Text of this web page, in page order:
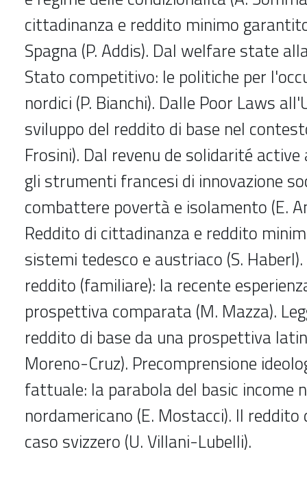
cittadinanza e reddito minimo
Spagna (P. Addis). Dal welfare state
Stato competitivo: le politiche per
nordici (P. Bianchi). Dalle Poor Laws
sviluppo del reddito di base nel
Frosini). Dal revenu de solidarité
gli strumenti francesi di innovazione
combattere povertà e isolamento (E.
Reddito di cittadinanza e reddito
sistemi tedesco e austriaco (S.
reddito (familiare): la recente
prospettiva comparata (M. Mazza).
reddito di base da una prospettiva
Moreno-Cruz). Precomprensione
fattuale: la parabola del basic income
nordamericano (E. Mostacci). Il
caso svizzero (U. Villani-Lubelli).